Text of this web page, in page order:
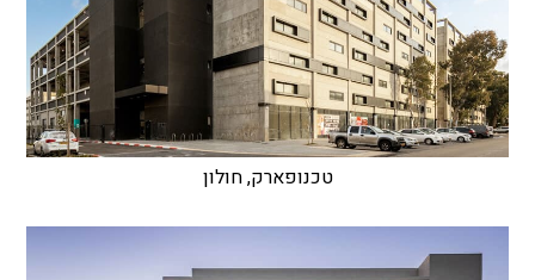
טכנופארק, חולון